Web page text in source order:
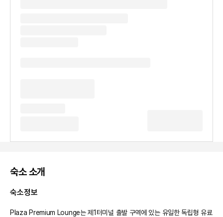
숙소 소개
숙소정보
Plaza Premium Lounge는 제1터미널 출발 구역에 있는 유일한 독립형 유료